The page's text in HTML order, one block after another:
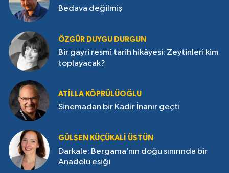
Bedava değilmiş
ÖZGÜR DUYGU DURGUN
Bir gayri resmi tarih hikâyesi: Zeytinleri kim
toplayacak?
ATILLA KÖPRÜLÜOĞLU
Sinemadan bir Kadir İnanır geçti
GÜLŞEN KÜÇÜKALI ÜSTÜN
Darkale: Bergama’nın doğu sınırında bir
Anadolu eşiği